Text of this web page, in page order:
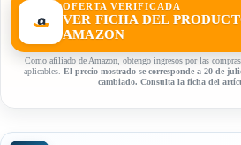
OFERTA VERIFICADA
VER FICHA DEL
AMAZON
Como afiliado de Amazon, obtengo ingresos por las
aplicables. El precio mostrado se corresponde a 20 de
cambiado. Consulta la ficha del